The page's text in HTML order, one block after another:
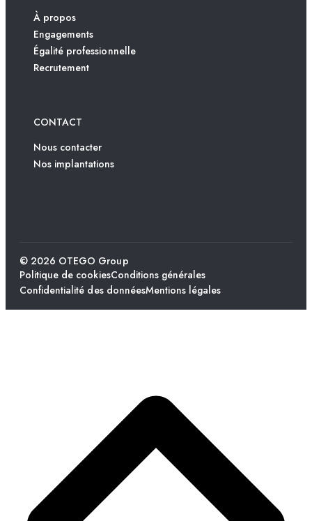
À propos
Engagements
Égalité professionnelle
Recrutement
CONTACT
Nous contacter
Nos implantations
© 2026 OTEGO Group
Politique de cookiesConditions générales
Confidentialité des donnéesMentions légales